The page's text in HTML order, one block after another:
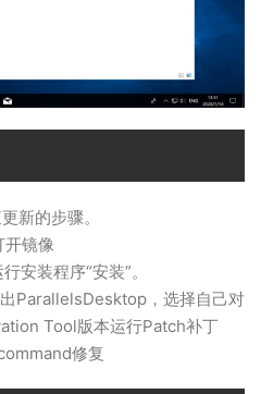
新的步骤。
镜像
安装程序“安装”。
ParallelsDesktop，选择自己对
Tool版本运行Patch补丁
修复